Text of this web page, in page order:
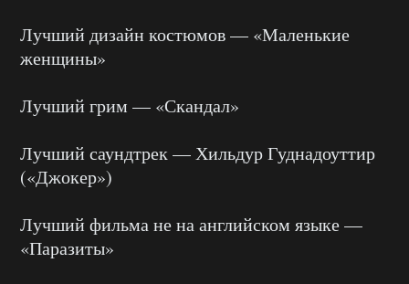
Лучший дизайн костюмов — «Маленькие
женщины»
Лучший грим — «Скандал»
Лучший саундтрек — Хильдур Гуднадоуттир
(«Джокер»)
Лучший фильма не на английском языке —
«Паразиты»